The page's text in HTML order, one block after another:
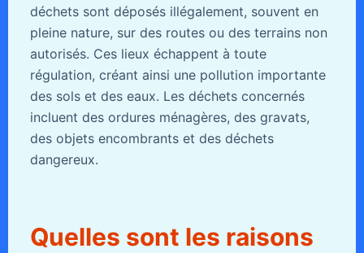
déchets sont déposés illégalement, souvent en
pleine nature, sur des routes ou des terrains non
autorisés. Ces lieux échappent à toute
régulation, créant ainsi une pollution importante
des sols et des eaux. Les déchets concernés
incluent des ordures ménagères, des gravats,
des objets encombrants et des déchets
dangereux.
Quelles sont les raisons